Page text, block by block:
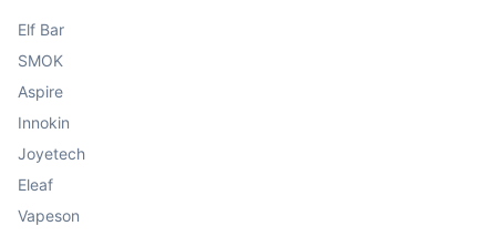
Elf Bar
SMOK
Aspire
Innokin
Joyetech
Eleaf
Vapeson